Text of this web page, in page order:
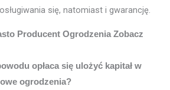
się, natomiast i gwarancję.
Producent Ogrodzenia Zobacz
opłaca się ulożyć kapitał w
ogrodzenia?